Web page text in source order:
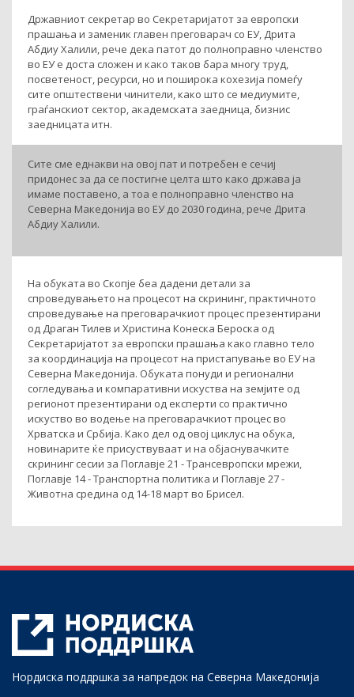
Државниот секретар во Секретаријатот за европски
прашања и заменик главен преговарач со ЕУ, Дрита
Абдиу Халили, рече дека патот до полноправно членство
во ЕУ е доста сложен и како таков бара многу труд,
посветеност, ресурси, но и поширока кохезија помеѓу
сите општествени чинители, како што се медиумите,
граѓанскиот сектор, академската заедница, бизнис
заедницата итн.
Сите сме еднакви на овој пат и потребен е сечиј
придонес за да се постигне целта што како држава ја
имаме поставено, а тоа е полноправно членство на
Северна Македонија во EУ до 2030 година, рече Дрита
Абдиу Халили.
На обуката во Скопје беа дадени детали за
спроведувањето на процесот на скрининг, практичното
спроведување на преговарачкиот процес презентирани
од Драган Тилев и Христина Конеска Бероска од
Секретаријатот за европски прашања како главно тело
за координација на процесот на пристапување во ЕУ на
Северна Македонија. Обуката понуди и регионални
согледувања и компаративни искуства на земјите од
регионот презентирани од експерти со практично
искуство во водење на преговарачкиот процес во
Хрватска и Србија. Како дел од овој циклус на обука,
новинарите ќе присуствуваат и на објаснувачките
скрининг сесии за Поглавје 21 - Трансевропски мрежи,
Поглавје 14 - Транспортна политика и Поглавје 27 -
Животна средина од 14-18 март во Брисел.
Нордиска поддршка за напредок на Северна Македонија